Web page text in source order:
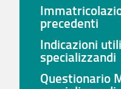
precedenti
Indicazioni
specializzandi
Questionario